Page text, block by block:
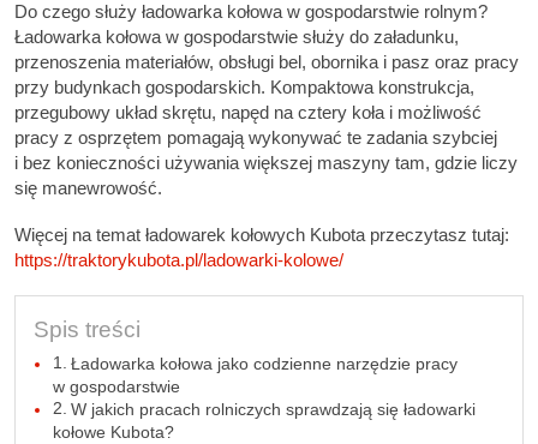
Do czego służy ładowarka kołowa w gospodarstwie rolnym?
Ładowarka kołowa w gospodarstwie służy do załadunku,
przenoszenia materiałów, obsługi bel, obornika i pasz oraz pracy
przy budynkach gospodarskich. Kompaktowa konstrukcja,
przegubowy układ skrętu, napęd na cztery koła i możliwość
pracy z osprzętem pomagają wykonywać te zadania szybciej
i bez konieczności używania większej maszyny tam, gdzie liczy
się manewrowość.
Więcej na temat ładowarek kołowych Kubota przeczytasz tutaj:
https://traktorykubota.pl/ladowarki-kolowe/
Spis treści
Ładowarka kołowa jako codzienne narzędzie pracy
w gospodarstwie
W jakich pracach rolniczych sprawdzają się ładowarki
kołowe Kubota?